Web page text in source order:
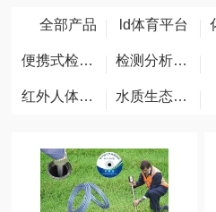
全部产品 ld体育平台
便携式检测仪器 检测分析仪器
红外人体测温仪 水质生态环境